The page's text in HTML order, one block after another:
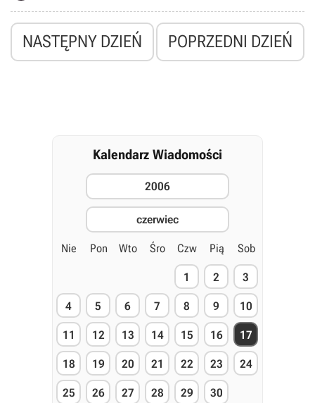
NASTĘPNY DZIEŃ POPRZEDNI DZIEŃ
Kalendarz Wiadomości
2006
czerwiec
Nie Pon Wto Śro Czw Pią Sob
1 2 3
4 5 6 7 8 9 10
11 12 13 14 15 16 17
18 19 20 21 22 23 24
25 26 27 28 29 30